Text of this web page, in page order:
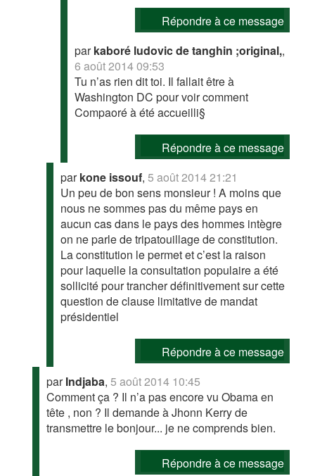
Répondre à ce message
parkaboré ludovic de tanghin ;original,,
6 août 2014 09:53
Tu n’as rien dit toi. Il fallait être à
Washington DC pour voir comment
Compaoré à été accueilli§
Répondre à ce message
parkone issouf,5 août 2014 21:21
Un peu de bon sens monsieur ! A moins que
nous ne sommes pas du même pays en
aucun cas dans le pays des hommes intègre
on ne parle de tripatouillage de constitution.
La constitution le permet et c’est la raison
pour laquelle la consultation populaire a été
sollicité pour trancher définitivement sur cette
question de clause limitative de mandat
présidentiel
Répondre à ce message
parIndjaba,5 août 2014 10:45
Comment ça ? Il n’a pas encore vu Obama en
tête , non ? Il demande à Jhonn Kerry de
transmettre le bonjour... je ne comprends bien.
Répondre à ce message